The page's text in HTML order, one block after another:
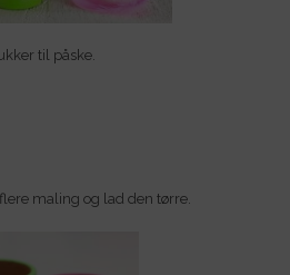
til påske.
maling og lad den tørre.